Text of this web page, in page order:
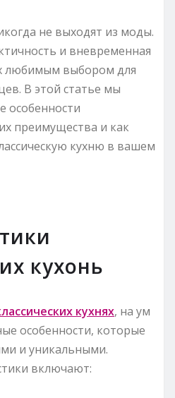
не выходят из моды.
и вневременная
любимым выбором для
В этой статье мы
особенности
преимущества и как
кухню в вашем
кухонь
кухнях, на ум
особенности, которые
и уникальными.
включают: